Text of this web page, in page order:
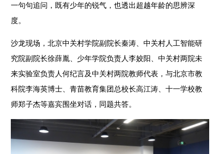
一句句追问，既有少年的锐气，也透出超越年龄的思辨深
度。
沙龙现场，北京中关村学院副院长秦涛、中关村人工智能研
究院副院长徐薛胤、少年学院负责人李姣阳、中关村两院未
来实验室负责人何纪言及中关村两院教师代表，与北京市教
科院李海英博士、青苗教育集团总校长高江涛、十一学校教
师郑子杰等嘉宾围坐对话，同题共答。